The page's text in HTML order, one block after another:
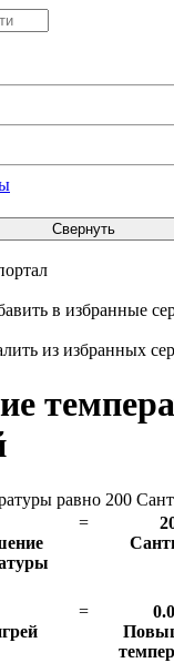
в избранные
из избранных
равно 200
=
=